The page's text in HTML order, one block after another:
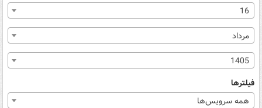
16
مرداد
1405
فیلترها
همه سرویس‌ها